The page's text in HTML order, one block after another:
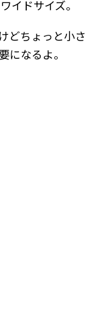
イドサイズ。
どちょっと小さ
になるよ。